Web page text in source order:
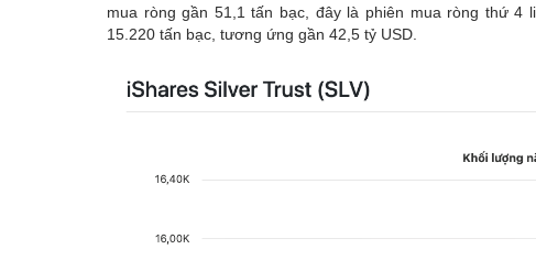
mua ròng gần 51,1 tấn bạc, đây là phiên mua ròng thứ
15.220 tấn bạc, tương ứng gần 42,5 tỷ USD.